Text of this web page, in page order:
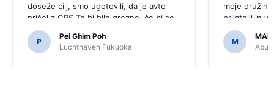
doseže cilj, smo ugotovili, da je avto
prišel z GPS.To bi bilo grozno, če bi se
odločili za nakup GPS, kot je bilo
potrebno za navigacijo japonske ceste.
P
Pei Ghim Poh
Luchthaven Fukuoka
moje
prijatelji in
dostopna in
M
Abu